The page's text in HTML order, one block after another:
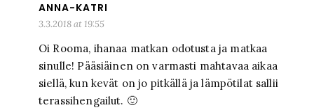
ANNA-KATRI
3.3.2018 at 19:55
Oi Rooma, ihanaa matkan odotusta ja matkaa
sinulle! Pääsiäinen on varmasti mahtavaa aikaa
siellä, kun kevät on jo pitkällä ja lämpötilat sallii
terassihengailut. 🙂